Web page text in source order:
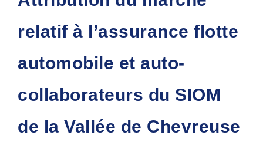
relatif à l’assurance flotte
automobile et auto-
collaborateurs du SIOM
de la Vallée de Chevreuse